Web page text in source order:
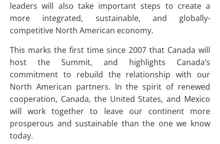
leaders will also take important steps to create a
more integrated, sustainable, and globally-
competitive North American economy.
This marks the first time since 2007 that Canada will
host the Summit, and highlights Canada’s
commitment to rebuild the relationship with our
North American partners. In the spirit of renewed
cooperation, Canada, the United States, and Mexico
will work together to leave our continent more
prosperous and sustainable than the one we know
today.